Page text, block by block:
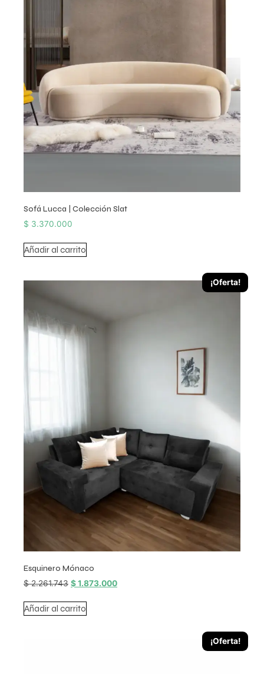
Sofá Lucca | Colección Slat
$ 3.370.000
Añadir al carrito
¡Oferta!
Esquinero Mónaco
$2.261.743 $1.873.000
Añadir al carrito
¡Oferta!